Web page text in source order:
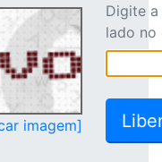
imagem]
Digite
lado no